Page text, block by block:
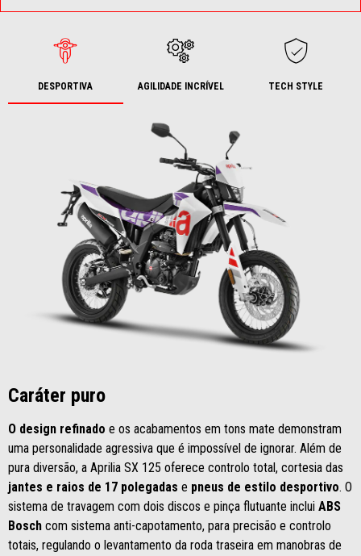
DESPORTIVA AGILIDADE INCRÍVEL TECH STYLE
Caráter puro
O design refinado e os acabamentos em tons mate demonstram
uma personalidade agressiva que é impossível de ignorar. Além de
pura diversão, a Aprilia SX 125 oferece controlo total, cortesia das
jantes e raios de 17 polegadas e pneus de estilo desportivo. O
sistema de travagem com dois discos e pinça flutuante inclui ABS
Bosch com sistema anti-capotamento, para precisão e controlo
totais, regulando o levantamento da roda traseira em manobras de